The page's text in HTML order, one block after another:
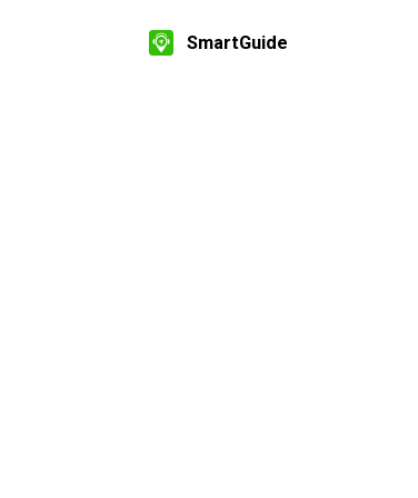
SmartGuide